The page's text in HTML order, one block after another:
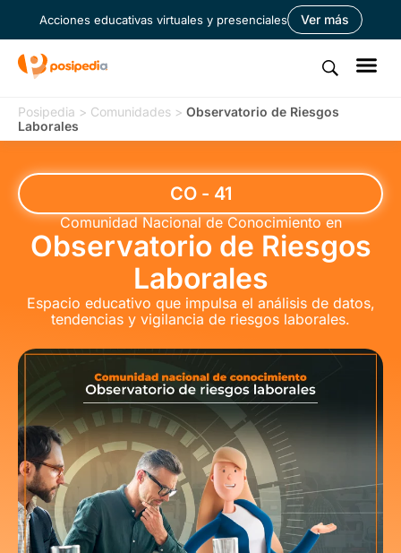
Acciones educativas virtuales y presenciales Ver más
Posipedia > Comunidades > Observatorio de Riesgos
Laborales
CO - 41
Comunidad Nacional de Conocimiento en
Observatorio de Riesgos
Laborales
Espacio educativo que impulsa el análisis de datos,
tendencias y vigilancia de riesgos laborales.